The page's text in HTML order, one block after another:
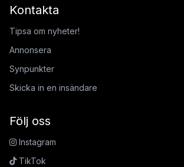
Kontakta
Tipsa om nyheter!
Annonsera
Synpunkter
Skicka in en insändare
Följ oss
Instagram
TikTok